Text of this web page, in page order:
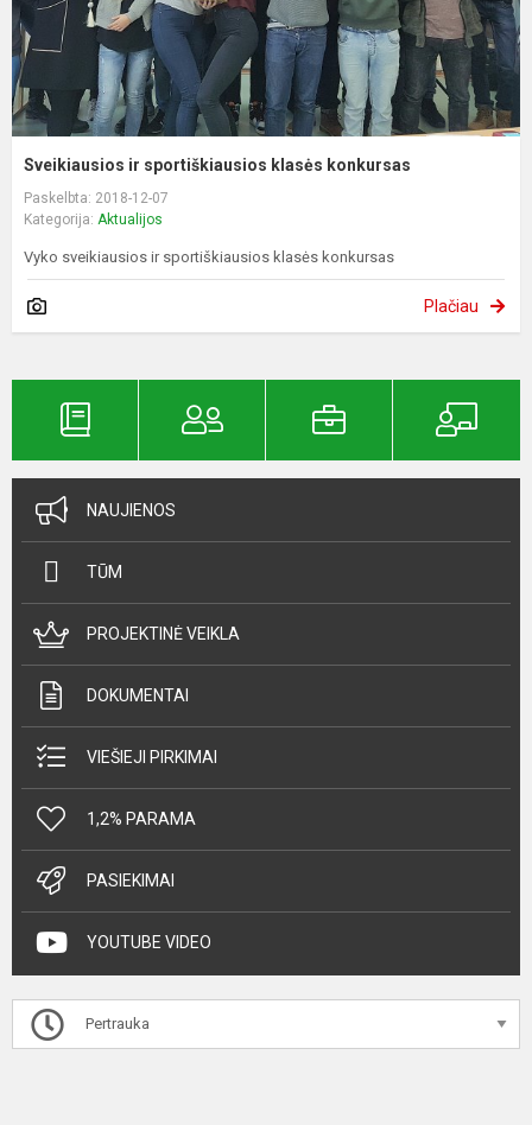
Sveikiausios ir sportiškiausios klasės konkursas
Paskelbta: 2018-12-07
Kategorija: Aktualijos
Vyko sveikiausios ir sportiškiausios klasės konkursas
Plačiau
NAUJIENOS
TŪM
PROJEKTINĖ VEIKLA
DOKUMENTAI
VIEŠIEJI PIRKIMAI
1,2% PARAMA
PASIEKIMAI
YOUTUBE VIDEO
Pertrauka